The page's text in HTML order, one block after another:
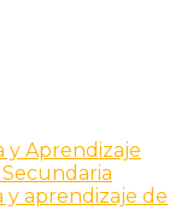
y Aprendizaje
y aprendizaje de